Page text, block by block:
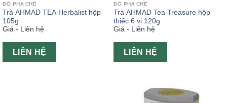
ĐỒ PHA CHẾ
Trà AHMAD TEA Herbalist hộp
105g
Giá - Liên hệ
LIÊN HỆ
ĐỒ PHA CHẾ
Trà AHMAD Tea Treasure hộp
thiếc 6 vị 120g
Giá - Liên hệ
LIÊN HỆ